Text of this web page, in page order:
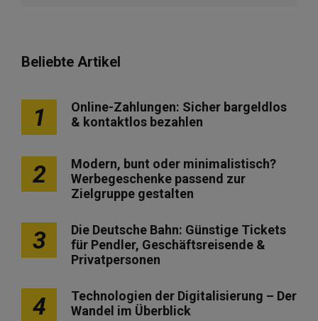
Beliebte Artikel
1
Online-Zahlungen: Sicher bargeldlos
& kontaktlos bezahlen
2
Modern, bunt oder minimalistisch?
Werbegeschenke passend zur
Zielgruppe gestalten
3
Die Deutsche Bahn: Günstige Tickets
für Pendler, Geschäftsreisende &
Privatpersonen
4
Technologien der Digitalisierung – Der
Wandel im Überblick